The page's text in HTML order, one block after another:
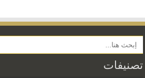
Search Button
تصنيفات